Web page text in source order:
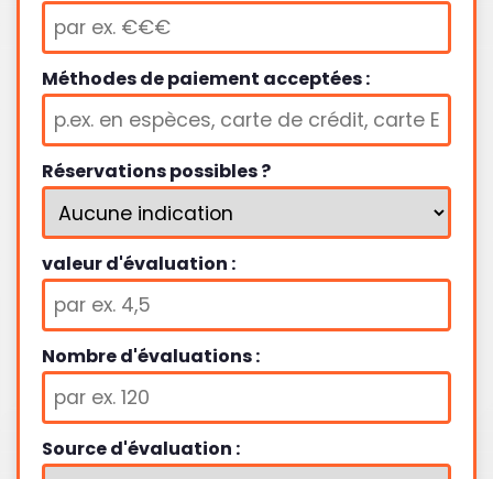
Méthodes de paiement acceptées :
Réservations possibles ?
valeur d'évaluation :
Nombre d'évaluations :
Source d'évaluation :